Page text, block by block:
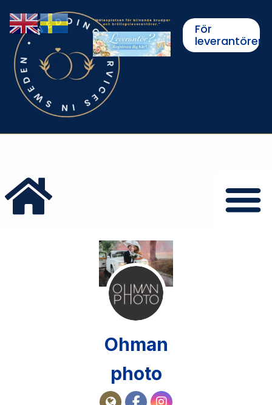
För
leverantörer
Ohman
photo